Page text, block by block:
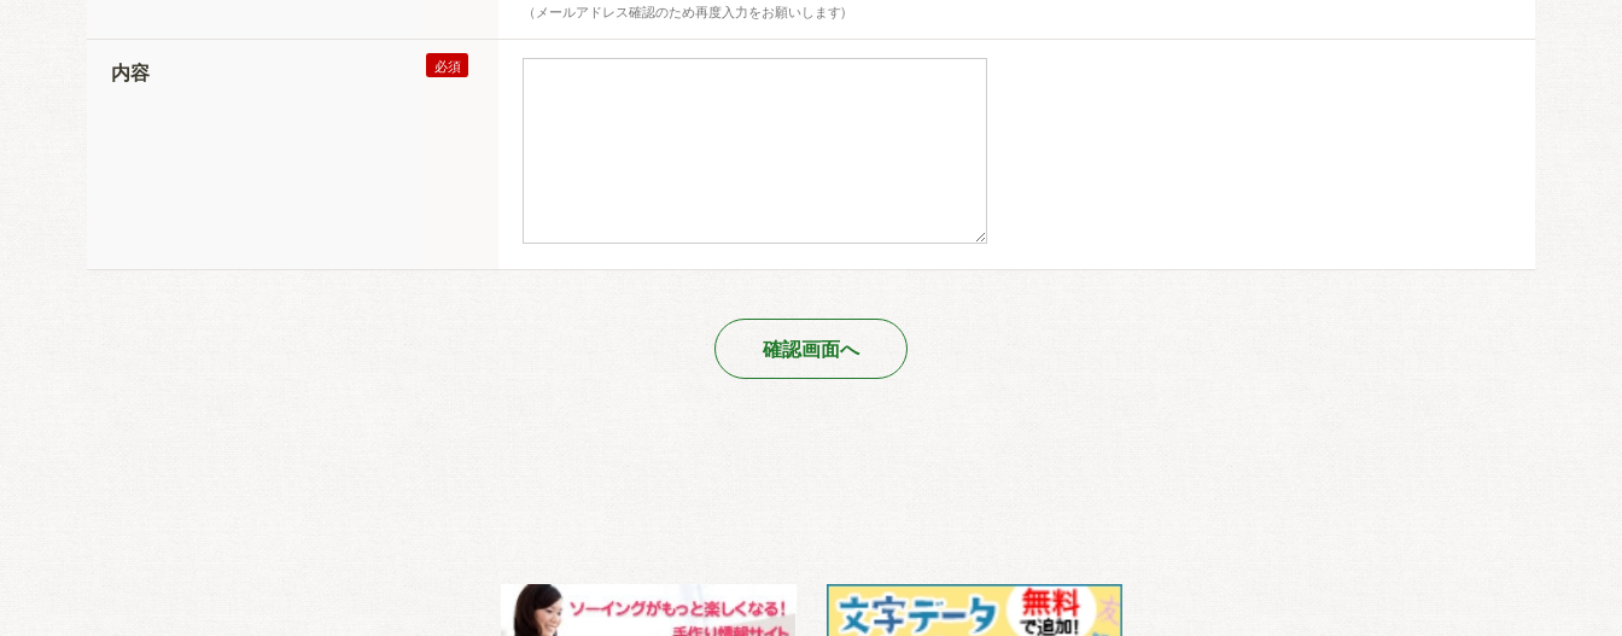
（メールアドレス確認のため再度入力をお願いします)
内容